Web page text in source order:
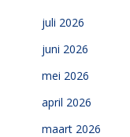
juli 2026
juni 2026
mei 2026
april 2026
maart 2026